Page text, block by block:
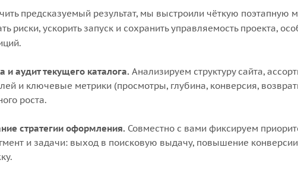
предсказуемый результат, мы выстроили чёткую поэтапную
риски, ускорить запуск и сохранить управляемость проекта,
и аудит текущего каталога. Анализируем структуру сайта,
и ключевые метрики (просмотры, глубина, конверсия,
роста.
стратегии оформления. Совместно с вами фиксируем
и задачи: выход в поисковую выдачу, повышение